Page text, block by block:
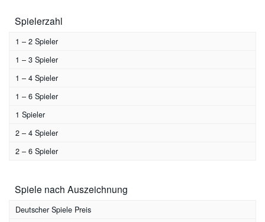
Zuordnungsspiel
Spielerzahl
1 – 2 Spieler
1 – 3 Spieler
1 – 4 Spieler
1 – 6 Spieler
1 Spieler
2 – 4 Spieler
2 – 6 Spieler
Spiele nach Auszeichnung
Deutscher Spiele Preis